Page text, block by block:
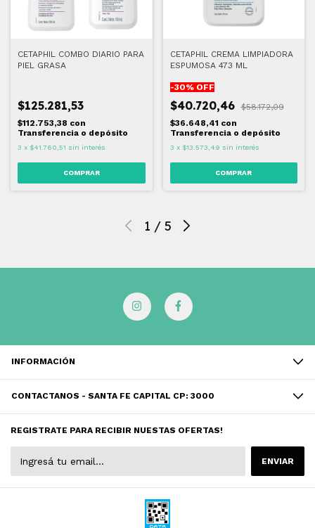
CETAPHIL COMBO DIARIO PARA
PIEL GRASA
$125.281,53
$112.753,38 con
Transferencia o depósito
3 x $41.760,51 sin interés
CETAPHIL CREMA LIMPIADORA
ESPUMOSA 473 ML
-30% OFF
$40.720,46
$58.172,09
$36.648,41 con
Transferencia o depósito
3 x $13.573,49 sin interés
1 / 5
INFORMACIÓN
CONTACTANOS - SANTA FE CAPITAL CP: 3000
REGISTRATE PARA RECIBIR NUESTAS OFERTAS!